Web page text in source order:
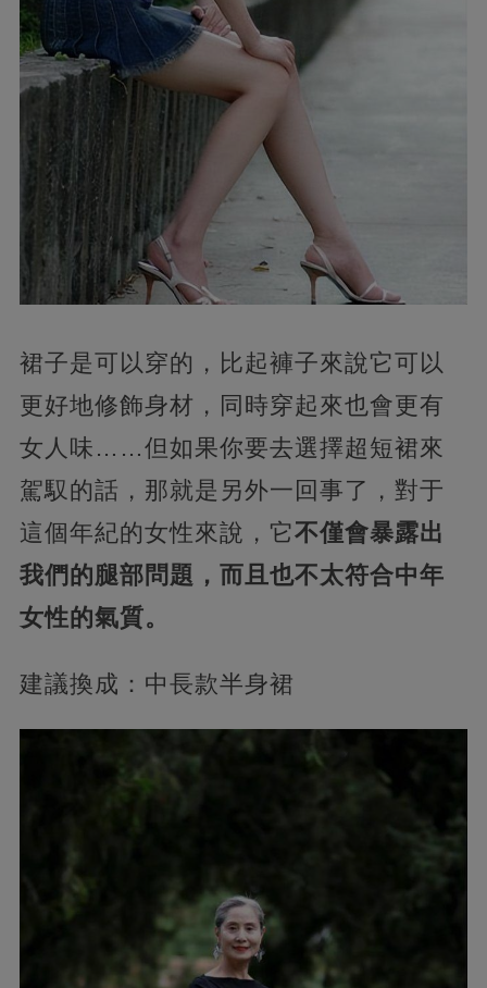
裙子是可以穿的，比起褲子來說它可以
更好地修飾身材，同時穿起來也會更有
女人味……但如果你要去選擇超短裙來
駕馭的話，那就是另外一回事了，對于
這個年紀的女性來說，它不僅會暴露出
我們的腿部問題，而且也不太符合中年
女性的氣質。
建議換成：中長款半身裙